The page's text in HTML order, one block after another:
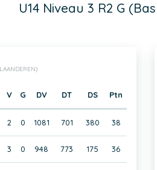
U14 Niveau 3 R2 G
V G DV DT DS Ptn
2 0 1081 701 380 38
3 0 948 773 175 36